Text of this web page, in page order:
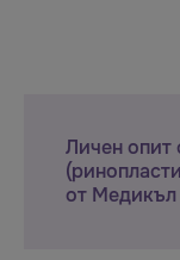
Личен опит
от